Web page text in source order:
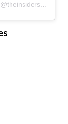
A post shared by The Insiders Collective (@theinsidersco)